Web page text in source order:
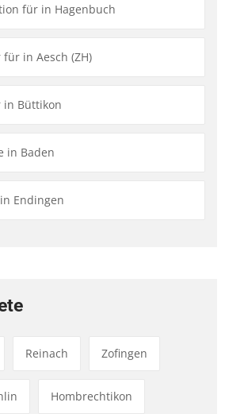
für in Hagenbuch
in Aesch (ZH)
in Büttikon
in Baden
Endingen
Reinach Zofingen
Hombrechtikon